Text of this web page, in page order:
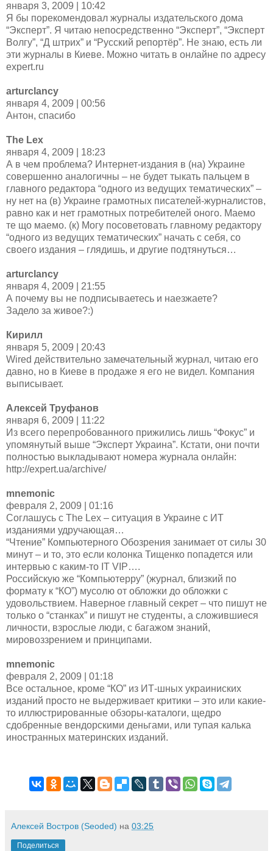
января 3, 2009 | 10:42
Я бы порекомендовал журналы издательского дома
“Эксперт”. Я читаю непосредственно “Эксперт”, “Эксперт
Волгу”, “Д штрих” и “Русский репортёр”. Не знаю, есть ли
эти журналы в Киеве. Можно читать в онлайне по адресу
expert.ru
arturclancy
января 4, 2009 | 00:56
Антон, спасибо
The Lex
января 4, 2009 | 18:23
А в чем проблема? Интернет-издания в (на) Украине
совершенно аналогичны – не будет тыкать пальцем в
главного редактора “одного из ведущих тематических” –
ну нет на (в) Украине грамотных писателей-журналистов,
равно как и нет грамотных потребителей оного. Маемо
те що маемо. (к) Могу посоветовать главному редактору
“одного из ведущих тематических” начать с себя, со
своего издания – глядишь, и другие подтянуться…
arturclancy
января 4, 2009 | 21:55
А почему вы не подписываетесь и наезжаете?
Задело за живое?:)
Кирилл
января 5, 2009 | 20:43
Wired действительно замечательный журнал, читаю его
давно, но в Киеве в продаже я его не видел. Компания
выписывает.
Алексей Труфанов
января 6, 2009 | 11:22
Из всего перепробованного прижились лишь “Фокус” и
упомянутый выше “Эксперт Украина”. Кстати, они почти
полностью выкладывают номера журнала онлайн:
http://expert.ua/archive/
mnemonic
февраля 2, 2009 | 01:16
Соглашусь с The Lex – ситуация в Украине с ИТ
изданиями удручающая…
“Чтение” Компьютерного Обозрения занимает от силы 30
минут – и то, это если колонка Тищенко попадется или
интервью с каким-то IT VIP….
Российскую же “Компьютерру” (журнал, близкий по
формату к “КО”) мусолю от обложки до обложки с
удовольствием. Наверное главный секрет – что пишут не
только о “станках” и пишут не студенты, а сложившиеся
личности, взрослые люди, с багажом знаний,
мировоззрением и принципами.
mnemonic
февраля 2, 2009 | 01:18
Все остальное, кроме “КО” из ИТ-шных украиниских
изданий просто не выдерживает критики – это или какие-
то иллюстрированные обзоры-каталоги, щедро
сдобренные вендорскими деньгами, или тупая калька
иностранных материнских изданий.
Алексей Востров (Seoded) на 03:25
Поделиться